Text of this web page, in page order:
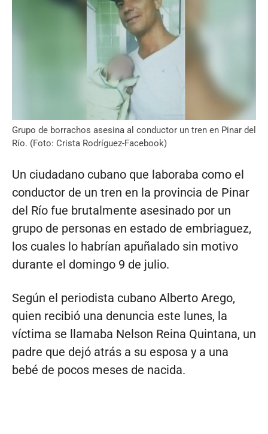
Grupo de borrachos asesina al conductor un tren en Pinar del
Río. (Foto: Crista Rodríguez-Facebook)
Un ciudadano cubano que laboraba como el
conductor de un tren en la provincia de Pinar
del Río fue brutalmente asesinado por un
grupo de personas en estado de embriaguez,
los cuales lo habrían apuñalado sin motivo
durante el domingo 9 de julio.
Según el periodista cubano Alberto Arego,
quien recibió una denuncia este lunes, la
víctima se llamaba Nelson Reina Quintana, un
padre que dejó atrás a su esposa y a una
bebé de pocos meses de nacida.